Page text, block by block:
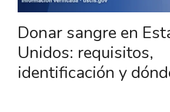
Donar sangre en
Unidos: requisitos,
identificación y